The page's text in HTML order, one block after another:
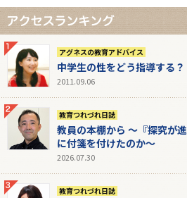
アグネスの教育アドバイス
中学生の性をどう指導する？
2011.09.06
教育つれづれ日誌
教員の本棚から 〜『探究が
に付箋を付けたのか〜
2026.07.30
教育つれづれ日誌